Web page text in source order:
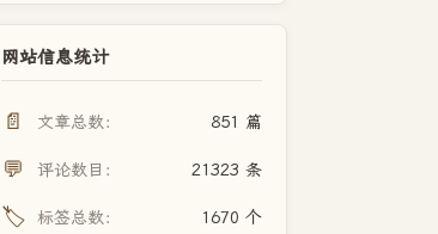
网站信息统计
📄 文章总数： 851 篇
💬 评论数目： 21323 条
🏷️ 标签总数： 1670 个